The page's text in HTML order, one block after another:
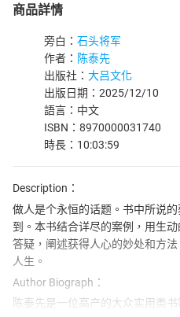
商品詳情
旁白： 石头将军
作者： 陈泰先
出版社： 大吕文化
出版日期：2025/12/10
語言：中文
ISBN：8970000031740
時長：10:03:59
Description：
做人是个永恒的话题。书中所说
到。本书结合详尽的案例，用生
答疑，阐述获得人心的妙处和方
人生。
Author Biograph：
陈泰先是一位高产的大众实用类